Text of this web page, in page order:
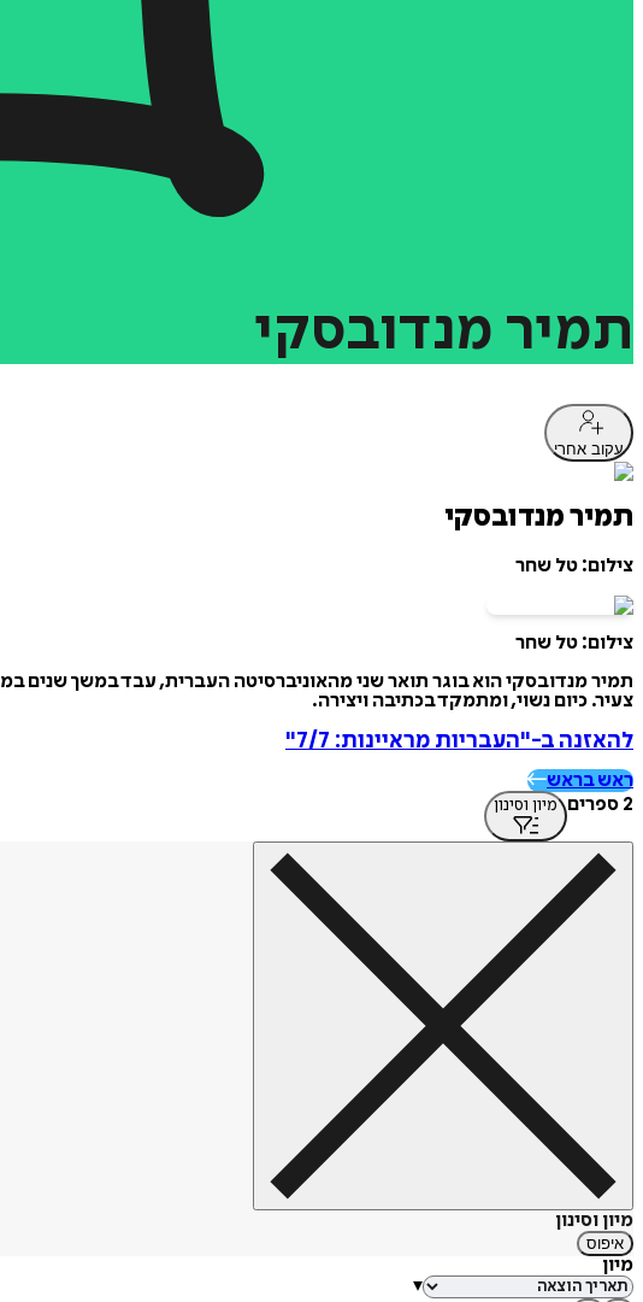
תמיר מנדובסקי
עקוב אחרי
תמיר מנדובסקי
צילום: טל שחר
צילום: טל שחר
תמיר מנדובסקי הוא בוגר תואר שני מהאוניברסיטה העברית, עבד במשך שנים
צעיר. כיום נשוי, ומתמקד בכתיבה ויצירה.
להאזנה ב-"העבריות מראיינות: 7/7"
ראש בראש
2 ספרים
מיון וסינון
מיון וסינון
איפוס
מיון
▾